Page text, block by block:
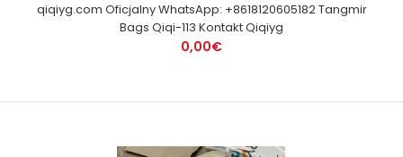
qiqiyg.com Oficjalny WhatsApp: +8618120605182 Tangmir
Bags Qiqi-113 Kontakt Qiqiyg
0,00€